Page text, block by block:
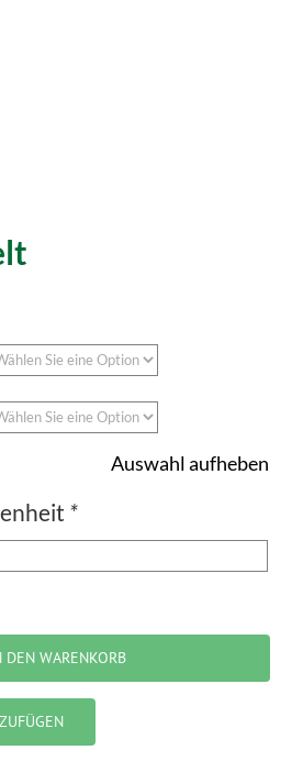
Auswahl aufheben
*
DEN WARENKORB